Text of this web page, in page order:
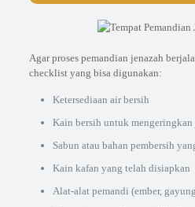
Agar proses pemandian jenazah
checklist yang bisa digunakan:
Ketersediaan air bersih
Kain bersih untuk mengeringkan
Sabun atau bahan pembersih
Kain kafan yang telah disiapkan
Alat-alat pemandi (ember,